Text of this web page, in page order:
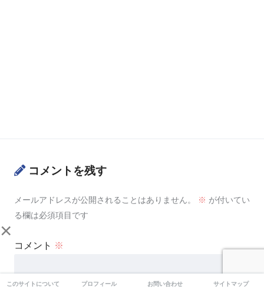
コメントを残す
メールアドレスが公開されることはありません。 ※ が付いてい
る欄は必須項目です
コメント ※
×
このサイトについて プロフィール お問い合わせ サイトマップ